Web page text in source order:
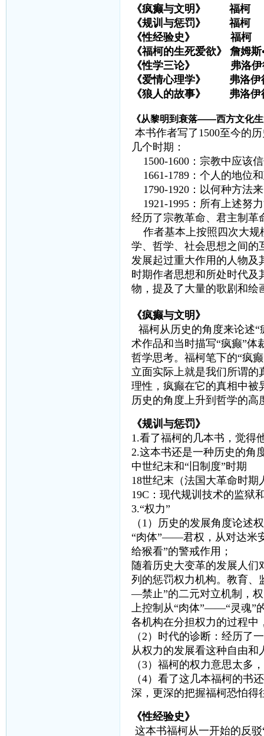
《疯癫与文明》 福
《规训与惩罚》 福
《性经验史》 福柯
《福柯的生死爱欲》 詹姆
《性学三论》 弗洛
《爱情心理学》 弗洛
《狼人的故事》 弗洛
《从黎明到衰落——西方文化
本书作者写了1500至今的
几个时期：
1500-1600：宗教中应该
1661-1789：个人的地位
1790-1920：以何种方法
1921-1995：所有上述努
经历了宗教革命、君主制革
作者基本上按照四次大规
学、哲学、社会思想之间的
发展起过重大作用的人物及
时期作者思想和所处时代及
物，提及了大量的歌剧和绘
《疯癫与文明》
福柯从历史的角度来论述
术作品和当时描写“疯癫”
哲学思考。福柯笔下的“疯
立面实际上就是我们所谓的
理性，疯癫在它的真相中被
历史的角度上升到哲学的高
《规训与惩罚》
1.看了福柯的几本书，觉得
2.这本书还是一种历史的角
中世纪末和“旧制度”时
18世纪末（法国大革命时
19C：现代规训技术的监
3.“权力”
（1）历史的发展角度论述
“肉体”——君权，从对达米
给猴看”的警戒作用；
随着历史大变革的发展人们
列的惩罚权力机构。教育、
—禁止”的二元对立机制，
上控制从“肉体”——“灵魂”
各机构在分担权力的过程中
（2）时代的诊断：经历了
从权力的发展看这种自由和
（3）福柯的权力意思太多
（4）看了这几本福柯的书
深，更深的把握福柯恐怕得
《性经验史》
这本书福柯从一开始的反